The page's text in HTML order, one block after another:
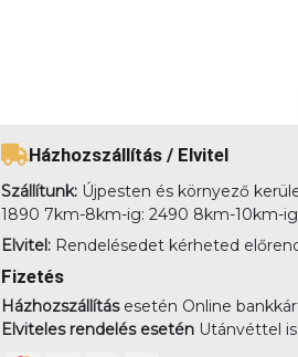
Házhozszállítás / Elvitel
Szállítunk: Újpesten és környező
1890 7km-8km-ig: 2490 8km-10km-ig:
Elvitel: Rendelésedet kérheted
Fizetés
Házhozszállításesetén Online
Elviteles rendelés esetén Utánvéttel